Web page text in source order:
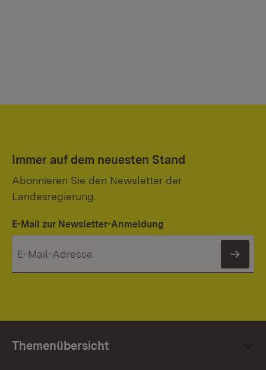
Immer auf dem neuesten Stand
Abonnieren Sie den Newsletter der
Landesregierung.
E-Mail zur Newsletter-Anmeldung
Themenübersicht